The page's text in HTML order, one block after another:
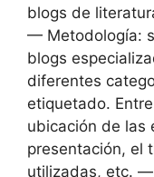
blogs de
— Metodología:
blogs
diferentes
etiquetado.
ubicación de las
presentación, el
utilizadas, etc. —